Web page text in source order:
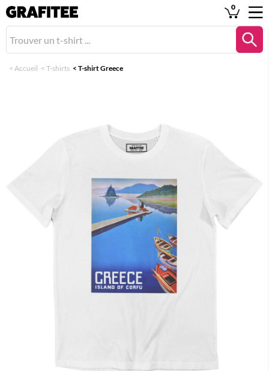
0
< Accueil < T-shirts < T-shirt Greece